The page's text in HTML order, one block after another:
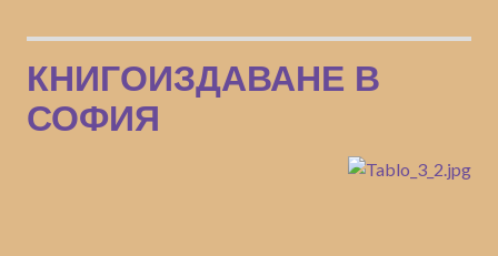
КНИГОИЗДАВАНЕ В
СОФИЯ